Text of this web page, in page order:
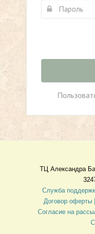
ТЦ Александра
Служба
Договор оферты
Согласие на